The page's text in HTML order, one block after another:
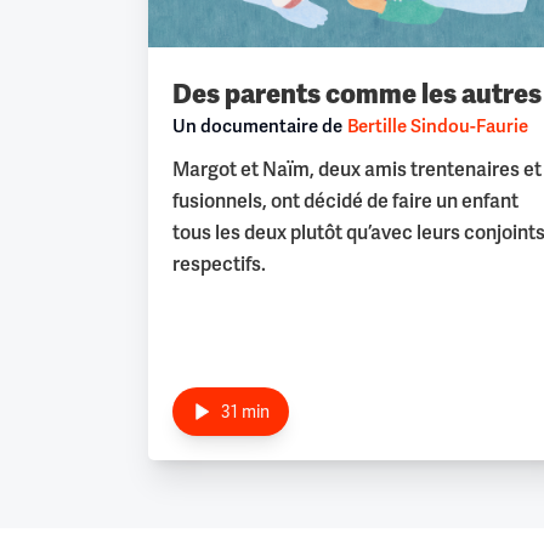
Des parents comme les autres
Un documentaire de Bertille Sindou-Faurie
Margot et Naïm, deux amis trentenaires et
fusionnels, ont décidé de faire un enfant
tous les deux plutôt qu’avec leurs conjoints
respectifs.
31 min